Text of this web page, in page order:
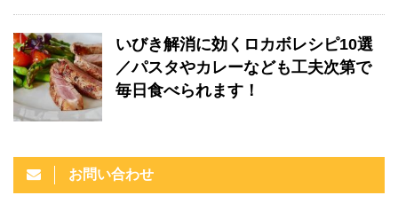
いびき解消に効くロカボレシピ10選
／パスタやカレーなども工夫次第で
毎日食べられます！
お問い合わせ